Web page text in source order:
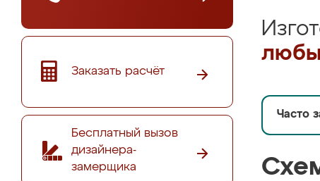
Заказать расчёт
Бесплатный вызов
дизайнера-
замерщика
Часто